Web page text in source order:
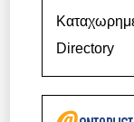
Directory